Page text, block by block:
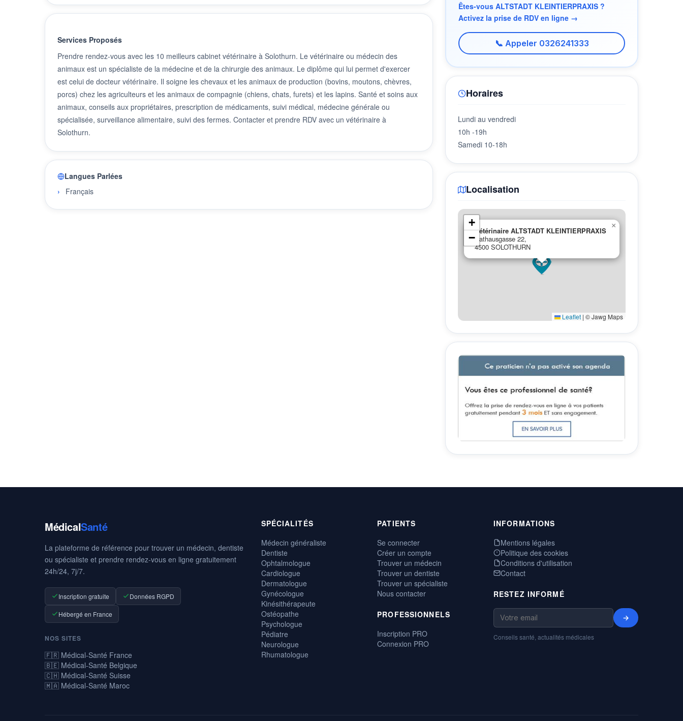
Services Proposés
Prendre rendez-vous avec les 10 meilleurs cabinet vétérinaire à Solothurn. Le vétérinaire ou médecin des
animaux est un spécialiste de la médecine et de la chirurgie des animaux. Le diplôme qui lui permet d'exercer
est celui de docteur vétérinaire. Il soigne les chevaux et les animaux de production (bovins, moutons, chèvres,
porcs) chez les agriculteurs et les animaux de compagnie (chiens, chats, furets) et les lapins. Santé et soins aux
animaux, conseils aux propriétaires, prescription de médicaments, suivi médical, médecine générale ou
spécialisée, surveillance alimentaire, suivi des fermes. Contacter et prendre RDV avec un vétérinaire à
Solothurn.
Langues Parlées
Français
Êtes-vous ALTSTADT KLEINTIERPRAXIS ?
Activez la prise de RDV en ligne →
📞 Appeler 0326241333
Horaires
Lundi au vendredi
10h -19h
Samedi 10-18h
Localisation
Vétérinaire ALTSTADT KLEINTIERPRAXIS
Rathausgasse 22,
4500 SOLOTHURN
×
+
−
Leaflet | © Jawg Maps
MédicalSanté
La plateforme de référence pour trouver un médecin, dentiste
ou spécialiste et prendre rendez-vous en ligne gratuitement
24h/24, 7j/7.
Inscription gratuite Données RGPD
Hébergé en France
NOS SITES
🇫🇷 Médical-Santé France
🇧🇪 Médical-Santé Belgique
🇨🇭 Médical-Santé Suisse
🇲🇦 Médical-Santé Maroc
SPÉCIALITÉS
Médecin généraliste
Dentiste
Ophtalmologue
Cardiologue
Dermatologue
Gynécologue
Kinésithérapeute
Ostéopathe
Psychologue
Pédiatre
Neurologue
Rhumatologue
PATIENTS
Se connecter
Créer un compte
Trouver un médecin
Trouver un dentiste
Trouver un spécialiste
Nous contacter
PROFESSIONNELS
Inscription PRO
Connexion PRO
INFORMATIONS
Mentions légales
Politique des cookies
Conditions d'utilisation
Contact
RESTEZ INFORMÉ
→
Conseils santé, actualités médicales